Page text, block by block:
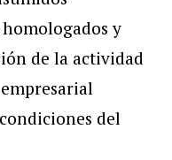
y
de la actividad
del